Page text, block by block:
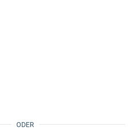
ODER